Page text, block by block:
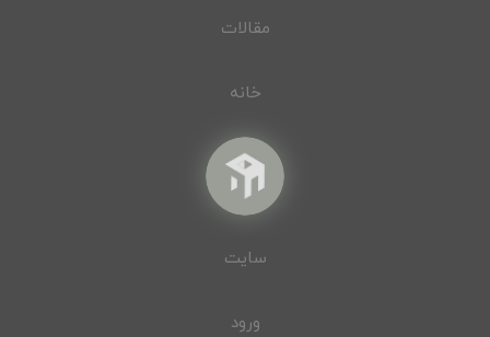
مقالات
خانه
سایت
ورود